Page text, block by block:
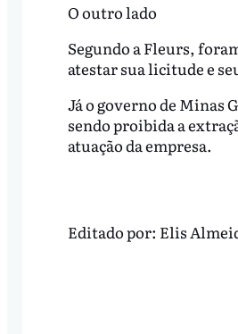
O outro lado
Segundo a Fleurs,
atestar sua licitude e
Já o governo de Minas
sendo proibida a
atuação da empresa.
Editado por: Elis